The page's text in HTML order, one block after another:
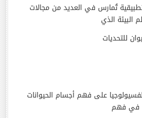
تُمارس في العديد من مجالات
البيئة الذي
للتحديات
على فهم أجسام الحيوانات
في فهم